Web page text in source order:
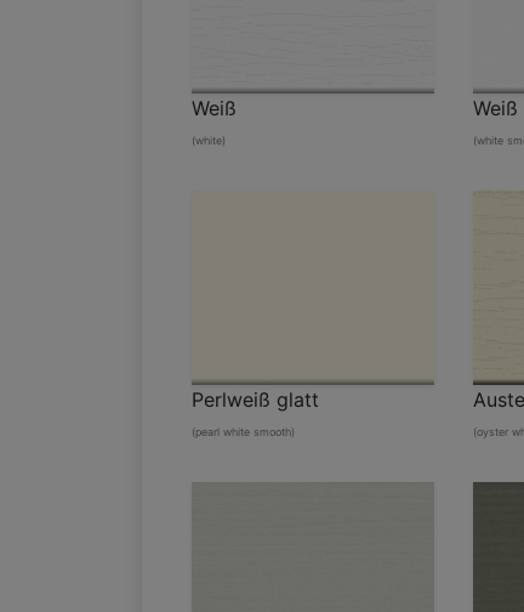
Weiß
(white) (white
Perlweiß glatt
(pearl white smooth) (oyster